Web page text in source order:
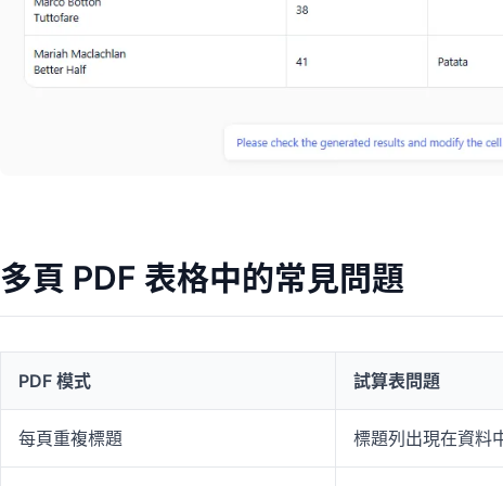
多頁 PDF 表格中的常見問題
PDF 模式 試算表問題
每頁重複標題 標題列出現在資料